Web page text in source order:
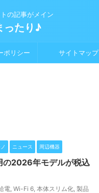
の記事がメイン
ったり♪
ポリシー サイトマップ
ニュース 周辺機器
の2026年モデルが税込
電, Wi-Fi 6, 本体スリム化, 製品